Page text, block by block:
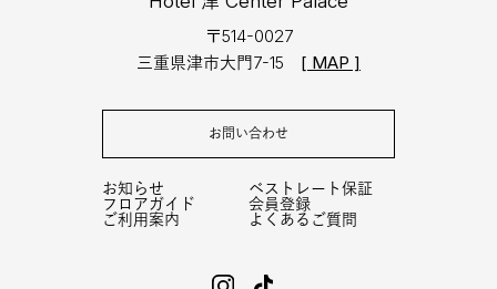
〒514-0027
三重県津市大門7-15 [ MAP ]
お問い合わせ
お知らせ
フロアガイド
ご利用案内
よくあるご質問
ベストレート保証
会員登録